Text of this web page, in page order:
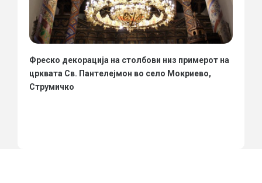
Фреско декорација на столбови низ примерот на
црквата Св. Пантелејмон во село Мокриево,
Струмичко